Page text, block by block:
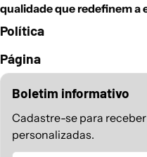
qualidade que redefinem a
Política
Página
Boletim informativo
Cadastre-se para
personalizadas.